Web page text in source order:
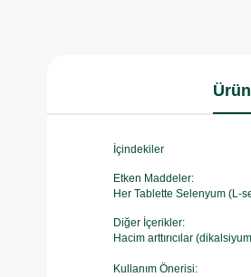
İçindekiler
Etken Maddeler:
Her Tablette Selenyum (L-
Diğer İçerikler:
Hacim arttırıcılar
Kullanım Önerisi: